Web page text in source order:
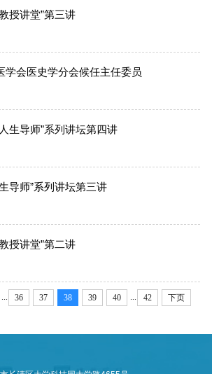
授讲堂”第三讲
学会医史学分会候任主任委员
生导师”系列讲坛第四讲
导师”系列讲坛第三讲
授讲堂”第二讲
36 37 38 39 40 42 下页